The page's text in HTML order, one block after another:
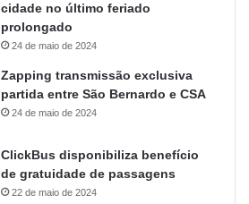
cidade no último feriado
prolongado
24 de maio de 2024
Zapping transmissão exclusiva
partida entre São Bernardo e CSA
24 de maio de 2024
ClickBus disponibiliza benefício
de gratuidade de passagens
22 de maio de 2024